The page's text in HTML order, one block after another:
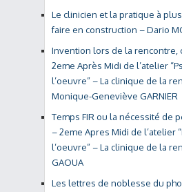
Le clinicien et la pratique à
faire en construction – Dario
Invention lors de la rencontre,
2eme Après Midi de l’atelier
l’oeuvre” – La clinique de la
Monique-Geneviève GARNIER
Temps FIR ou la nécessité de
– 2eme Apres Midi de l’atelier
l’oeuvre” – La clinique de la
GAOUA
Les lettres de noblesse du